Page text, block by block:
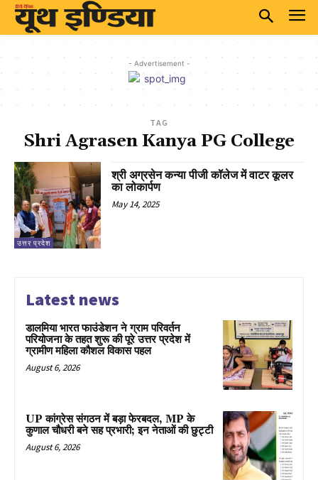
- Advertisement -
TAG
Shri Agrasen Kanya PG College
उत्तर प्रदेश
श्री अग्रसेन कन्या पीजी कॉलेज में वाटर कूलर
का लोकार्पण
May 14, 2025
Latest news
डालमिया भारत फाउंडेशन ने ग्राम परिवर्तन
परियोजना के तहत शुरू की पूरे उत्तर प्रदेश में
ग्रामीण महिला कौशल विकास पहल
August 6, 2026
UP कांग्रेस संगठन में बड़ा फेरबदल, MP के
कुणाल चौधरी बने सह प्रभारी; इन नेताओं की छुट्टी
August 6, 2026